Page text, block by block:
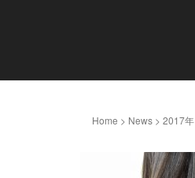
Home > News > 2017年